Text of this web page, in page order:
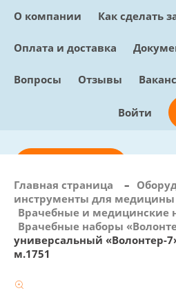
О компании Как сделать
Оплата и доставка
Вопросы Отзывы
Войти
Пн – Пт: с
+7 (495) 730-90-25
Главная страница –
инструменты для медицины
Врачебные и медицинские
Врачебные наборы
универсальный «Волонтер-
м.1751